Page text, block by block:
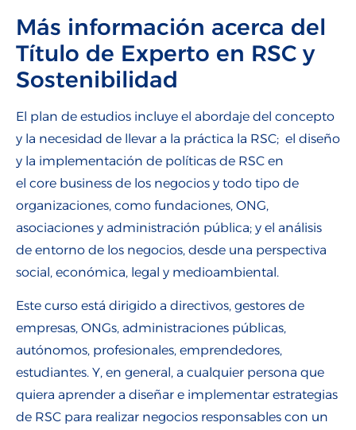
Más información acerca del
Título de Experto en RSC y
Sostenibilidad
El plan de estudios incluye el abordaje del concepto
y la necesidad de llevar a la práctica la RSC; el diseño
y la implementación de políticas de RSC en
el core business de los negocios y todo tipo de
organizaciones, como fundaciones, ONG,
asociaciones y administración pública; y el análisis
de entorno de los negocios, desde una perspectiva
social, económica, legal y medioambiental.
Este curso está dirigido a directivos, gestores de
empresas, ONGs, administraciones públicas,
autónomos, profesionales, emprendedores,
estudiantes. Y, en general, a cualquier persona que
quiera aprender a diseñar e implementar estrategias
de RSC para realizar negocios responsables con un